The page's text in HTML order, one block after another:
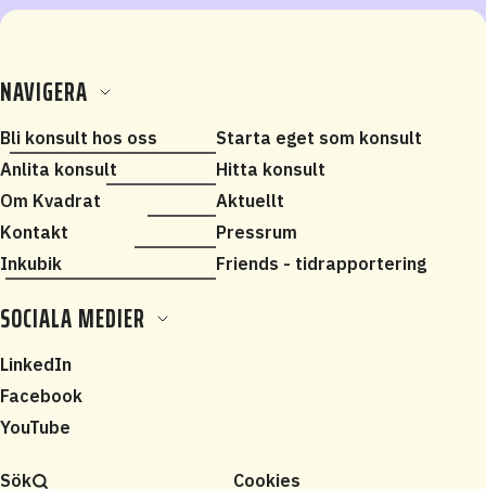
NAVIGERA
Bli konsult hos oss
Starta eget som konsult
Anlita konsult
Hitta konsult
Om Kvadrat
Aktuellt
Kontakt
Pressrum
Inkubik
Friends - tidrapportering
SOCIALA MEDIER
LinkedIn
Facebook
YouTube
Sök Cookies